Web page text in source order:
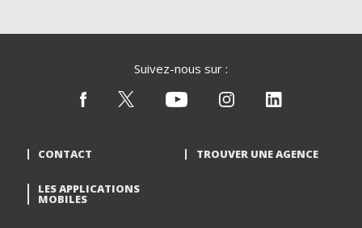
Suivez-nous sur :
CONTACT TROUVER UNE AGENCE
LES APPLICATIONS
MOBILES